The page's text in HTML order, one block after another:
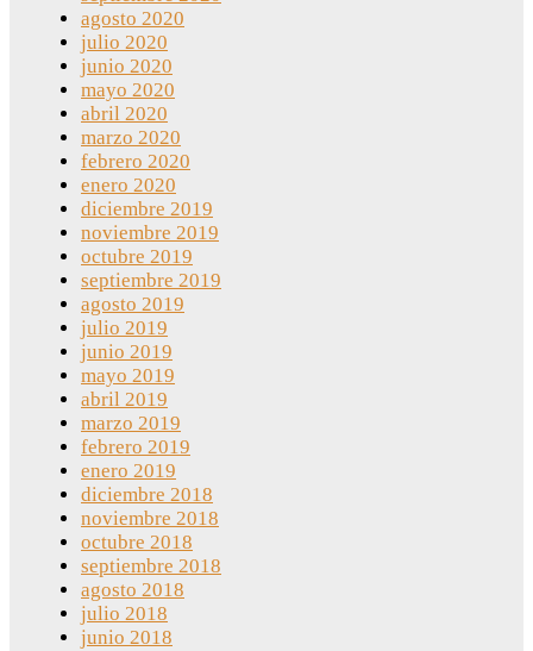
agosto 2020
julio 2020
junio 2020
mayo 2020
abril 2020
marzo 2020
febrero 2020
enero 2020
diciembre 2019
noviembre 2019
octubre 2019
septiembre 2019
agosto 2019
julio 2019
junio 2019
mayo 2019
abril 2019
marzo 2019
febrero 2019
enero 2019
diciembre 2018
noviembre 2018
octubre 2018
septiembre 2018
agosto 2018
julio 2018
junio 2018